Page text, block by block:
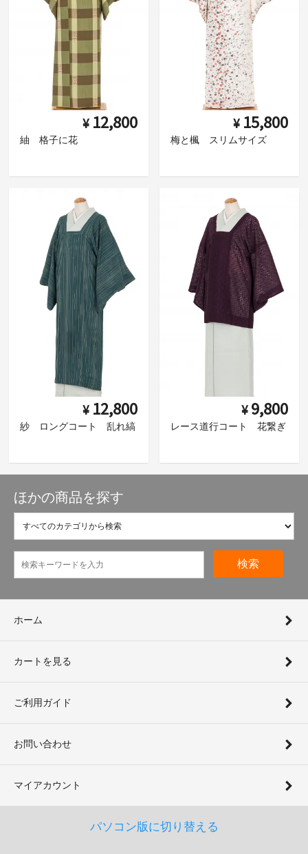
¥ 12,800
紬 格子に花
¥ 15,800
梅と楓 スリムサイズ
¥ 12,800
紗 ロングコート 乱れ縞
¥ 9,800
レース道行コート 花繋ぎ
ほかの商品を探す
検索
ホーム
カートを見る
ご利用ガイド
お問い合わせ
マイアカウント
パソコン版に切り替える